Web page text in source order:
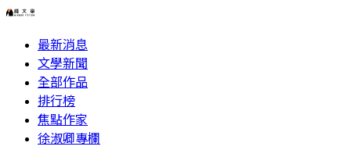
最新消息
文學新聞
全部作品
排行榜
焦點作家
徐淑卿專欄